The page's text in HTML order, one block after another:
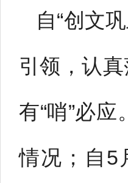
自“创文
引领，认
有“哨”必
情况；自5